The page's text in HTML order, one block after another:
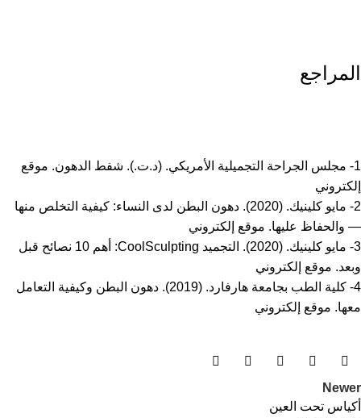
المراجع
1- مجلس الجراحة التجميلية الأمريكي. (د.ت.). شفط الدهون.
موقع
إلكتروني
2- مايو كلينيك. (2020). دهون البطن لدى النساء: كيفية التخلص منها
— والحفاظ عليها. موقع إلكتروني
3- مايو كلينيك. (2020). التجميد CoolSculpting: أهم 10 نصائح قبل
وبعد. موقع إلكتروني
4- كلية الطب بجامعة هارفارد. (2019). دهون البطن وكيفية التعامل
معها. موقع إلكتروني
Newer
أكياس تحت العين